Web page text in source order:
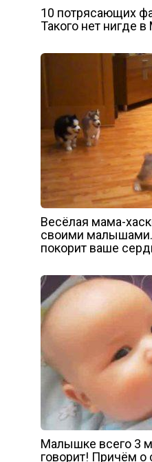
10 потрясающих
Такого нет нигде
Весёлая мама-
своими
покорит ваше
Малышке всего 3
говорит! Причём